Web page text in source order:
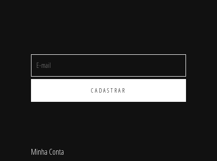
Minha Conta